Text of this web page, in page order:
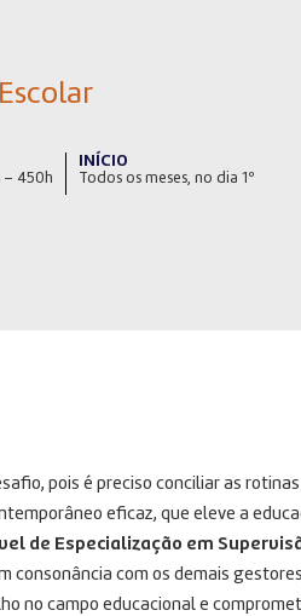
– 450h
INÍCIO
Todos os meses, no dia 1º
pois é preciso conciliar as
eficaz, que eleve a
de Especialização em
consonância com os demais
no campo educacional e